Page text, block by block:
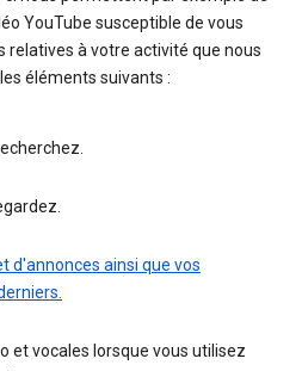
YouTube susceptible de vous
relatives à votre activité que nous
éléments suivants :
d'annonces ainsi que vos
et vocales lorsque vous utilisez